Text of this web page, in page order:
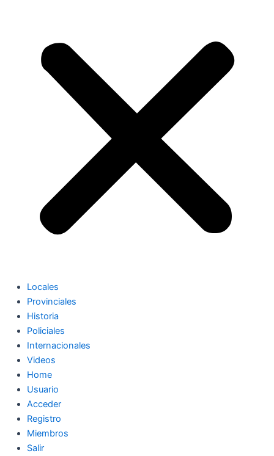
Locales
Provinciales
Historia
Policiales
Internacionales
Videos
Home
Usuario
Acceder
Registro
Miembros
Salir